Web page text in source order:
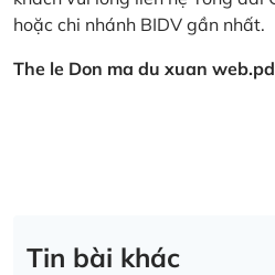
hoặc chi nhánh BIDV gần nhất.
The le Don ma du xuan
Tin bài khác